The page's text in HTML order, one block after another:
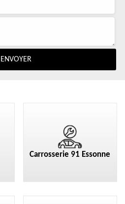
Carrosserie 91 Essonne